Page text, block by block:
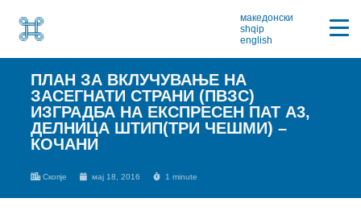
македонски
shqip
english
ПЛАН ЗА ВКЛУЧУВАЊЕ НА
ЗАСЕГНАТИ СТРАНИ (ПВЗС)
ИЗГРАДБА НА ЕКСПРЕСЕН ПАТ А3,
ДЕЛНИЦА ШТИП(ТРИ ЧЕШМИ) –
КОЧАНИ
Скопје мај 18, 2016 1 minute